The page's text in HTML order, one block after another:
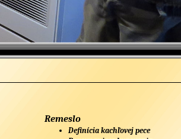
Remeslo
Definícia kachľovej pece